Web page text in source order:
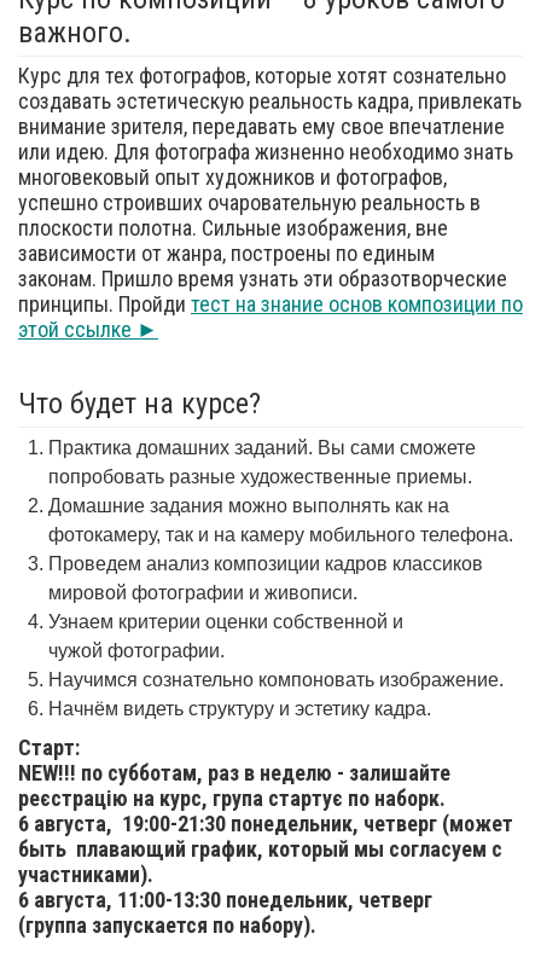
важного.
Курс для тех фотографов, которые хотят сознательно
создавать эстетическую реальность кадра, привлекать
внимание зрителя, передавать ему свое впечатление
или идею. Для фотографа жизненно необходимо знать
многовековый опыт художников и фотографов,
успешно строивших очаровательную реальность в
плоскости полотна. Сильные изображения, вне
зависимости от жанра, построены по единым
законам. Пришло время узнать эти образотворческие
принципы. Пройди тест на знание основ композиции по
этой ссылке ►
Что будет на курсе?
Практика домашних заданий. Вы сами сможете
попробовать разные художественные приемы.
Домашние задания можно выполнять как на
фотокамеру, так и на камеру мобильного телефона.
Проведем анализ композиции кадров классиков
мировой фотографии и живописи.
Узнаем критерии оценки собственной и
чужой фотографии.
Научимся сознательно компоновать изображение.
Начнём видеть структуру и эстетику кадра.
Старт:
NEW!!! по субботам, раз в неделю - залишайте
реєстрацію на курс, група стартує по наборк.
6 августа, 19:00-21:30 понедельник, четверг (может
быть плавающий график, который мы согласуем с
участниками).
6 августа, 11:00-13:30 понедельник, четверг
(группа запускается по набору).